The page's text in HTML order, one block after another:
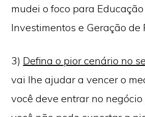
mudei o foco para
Investimentos e Geração de
3) Defina o pior cenário no
vai lhe ajudar a vencer o
você deve entrar no negócio